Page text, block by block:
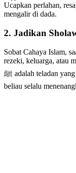
Ucapkan perlahan,
mengalir di dada.
2. Jadikan
Sobat Cahaya Islam,
rezeki, keluarga, atau
ﷺ adalah teladan yang juga pernah merasakan ujian berat, tapi
beliau selalu